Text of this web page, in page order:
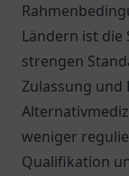
Ländern ist
strengen
Zulassung und
weniger
Qualifikation